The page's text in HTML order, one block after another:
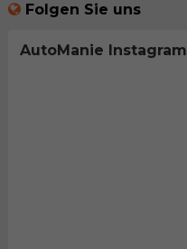
Folgen Sie uns
AutoManie Instagram